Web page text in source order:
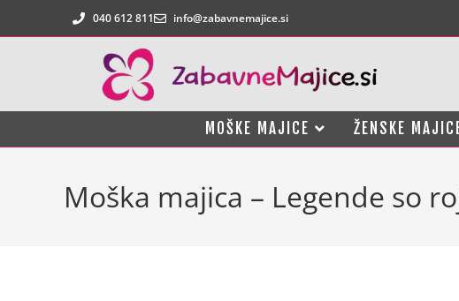
040 612 811 info@zabavnemajice.si
MOŠKE MAJICE ŽENSKE
Moška majica – Legende so